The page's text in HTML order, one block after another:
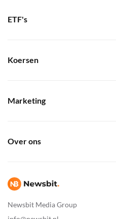
Newsbit Media Group
ETF's
Koersen
Marketing
Over ons